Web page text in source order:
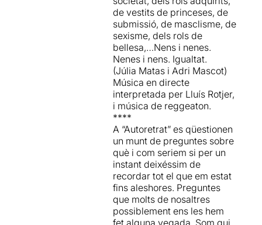
de vestits de princeses, de
submissió, de masclisme, de
sexisme, dels rols de
bellesa,…Nens i nenes.
Nenes i nens. Igualtat.
(Júlia Matas i Adri Mascot)
Música en directe
interpretada per Lluís Rotjer,
i música de reggeaton.
****
A “Autoretrat” es qüestionen
un munt de preguntes sobre
què i com seriem si per un
instant deixéssim de
recordar tot el que em estat
fins aleshores. Preguntes
que molts de nosaltres
possiblement ens les hem
fet alguna vegada. Som qui